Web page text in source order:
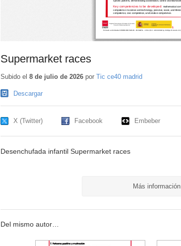
Supermarket races
Subido el 8 de julio de 2026por Tic ce40 madrid
Descargar
X (Twitter) Facebook Embeber
Desenchufada infantil Supermarket races
Más información
Del mismo autor…